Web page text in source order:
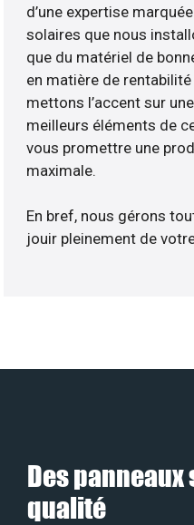
d’une expertise
solaires que nous
que du matériel de
en matière de rentabilité
mettons l’accent sur
meilleurs éléments de
vous promettre une
maximale.
En bref, nous gérons
jouir pleinement de
Des
qualité